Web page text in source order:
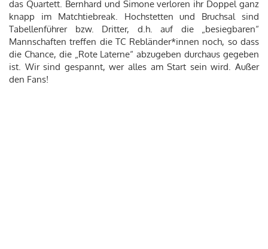
das Quartett. Bernhard und Simone verloren ihr Doppel ganz
knapp im Matchtiebreak. Hochstetten und Bruchsal sind
Tabellenführer bzw. Dritter, d.h. auf die „besiegbaren“
Mannschaften treffen die TC Rebländer*innen noch, so dass
die Chance, die „Rote Laterne“ abzugeben durchaus gegeben
ist. Wir sind gespannt, wer alles am Start sein wird. Außer
den Fans!